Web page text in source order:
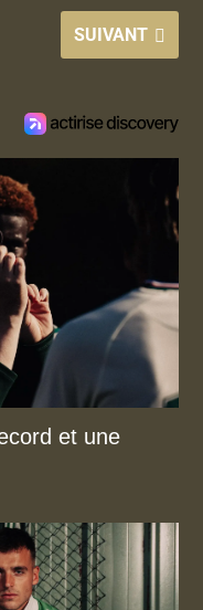
SUIVANT
et une